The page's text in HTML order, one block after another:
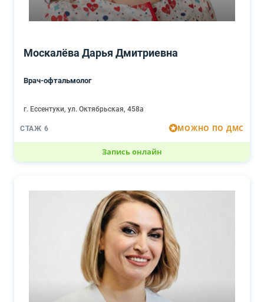
Москалёва Дарья Дмитриевна
Врач-офтальмолог
г. Ессентуки, ул. Октябрьская, 458а
СТАЖ 6 МОЖНО ПО ДМС
Запись онлайн